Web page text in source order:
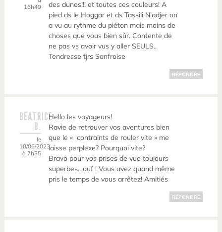
16h49
des dunes!!! et toutes ces couleurs! A
pied ds le Hoggar et ds Tassili N’adjer on
a vu au rythme du piéton mais moins de
choses que vous bien sûr. Contente de
ne pas vs avoir vus y aller SEULS..
Tendresse tjrs Sanfroise
RÉPONDRE
BÉATRICE
B.
le
10/06/2023
à 7h35
Hello les voyageurs!
Ravie de retrouver vos aventures bien
que le « contraints de rouler vite » me
laisse perplexe? Pourquoi vite?
Bravo pour vos prises de vue toujours
superbes.. ouf ! Vous avez quand même
pris le temps de vous arrêtez! Amitiés
RÉPONDRE